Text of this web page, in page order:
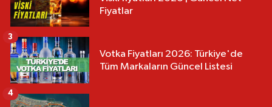
Fiyatlar
Votka Fiyatları 2026: Türkiye'de
Tüm Markaların Güncel Listesi
3
4